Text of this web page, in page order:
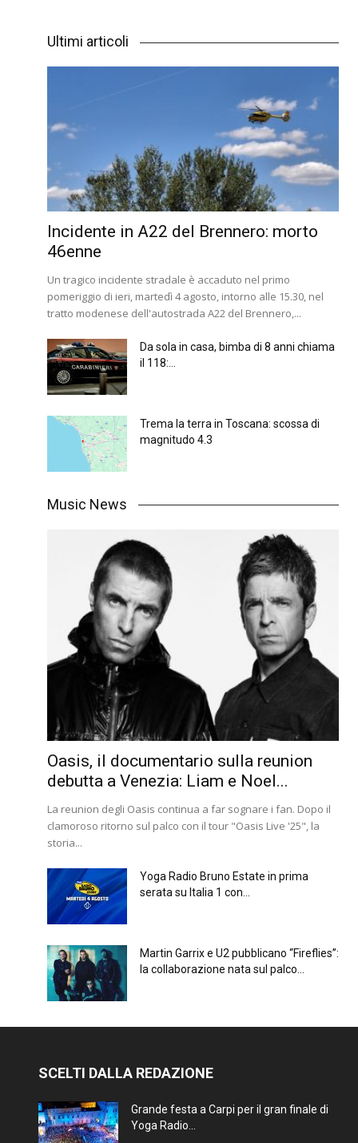
Ultimi articoli
Incidente in A22 del Brennero: morto
46enne
Un tragico incidente stradale è accaduto nel primo
pomeriggio di ieri, martedì 4 agosto, intorno alle 15.30, nel
tratto modenese dell'autostrada A22 del Brennero,...
Da sola in casa, bimba di 8 anni chiama
il 118:...
Trema la terra in Toscana: scossa di
magnitudo 4.3
Music News
Oasis, il documentario sulla reunion
debutta a Venezia: Liam e Noel...
La reunion degli Oasis continua a far sognare i fan. Dopo il
clamoroso ritorno sul palco con il tour "Oasis Live '25", la
storia...
Yoga Radio Bruno Estate in prima
serata su Italia 1 con...
Martin Garrix e U2 pubblicano “Fireflies”:
la collaborazione nata sul palco...
SCELTI DALLA REDAZIONE
Grande festa a Carpi per il gran finale di
Yoga Radio...